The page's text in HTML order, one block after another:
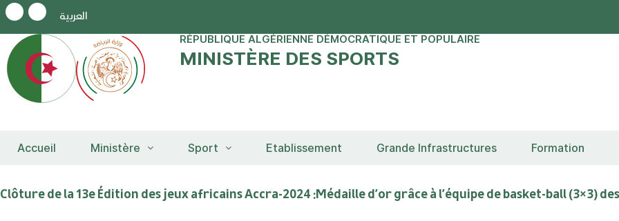
العربية
RÉPUBLIQUE ALGÉRIENNE DÉMOCRATIQUE ET POPULAIRE
MINISTÈRE DES SPORTS
Accueil Ministère Sport Etablissement Grande Infrastructures Formation
Clôture de la 13e Édition des jeux africains Accra-2024 :Médaille d’or grâce à l’équipe de basket-ball (3×3)